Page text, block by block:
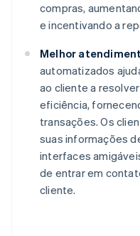
compras,
e incentivando a
Melhor
automatizados
ao cliente a
eficiência,
transações. Os
suas informações
interfaces
de entrar em
cliente.